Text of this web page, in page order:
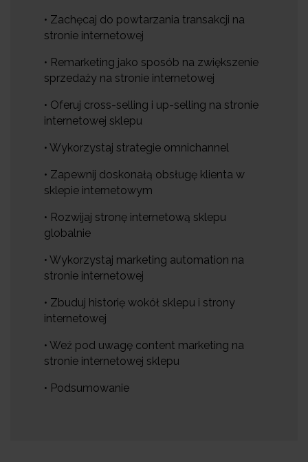
• Zachęcaj do powtarzania transakcji na
stronie internetowej
• Remarketing jako sposób na zwiększenie
sprzedaży na stronie internetowej
• Oferuj cross-selling i up-selling na stronie
internetowej sklepu
• Wykorzystaj strategie omnichannel
• Zapewnij doskonałą obsługę klienta w
sklepie internetowym
• Rozwijaj stronę internetową sklepu
globalnie
• Wykorzystaj marketing automation na
stronie internetowej
• Zbuduj historię wokół sklepu i strony
internetowej
• Weź pod uwagę content marketing na
stronie internetowej sklepu
• Podsumowanie